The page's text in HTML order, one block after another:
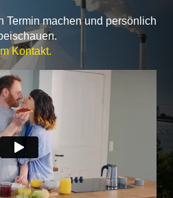
machen und persönlich
Kontakt.